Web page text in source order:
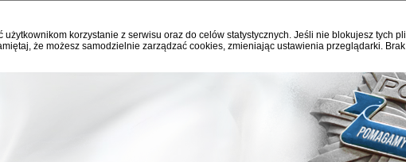
użytkownikom korzystanie z serwisu oraz do celów statystycznych. Jeśli nie blokujesz tych
że możesz samodzielnie zarządzać cookies, zmieniając ustawienia przeglądarki.